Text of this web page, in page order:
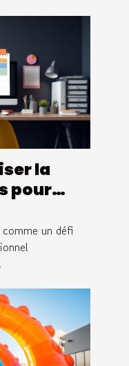
la
pour
un défi